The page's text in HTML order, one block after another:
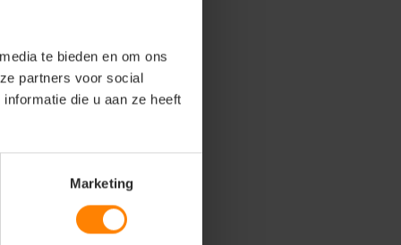
te bieden en om ons
partners voor social
die u aan ze heeft
Marketing